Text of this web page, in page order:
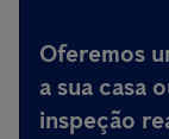
Oferemos
a sua casa
inspeção